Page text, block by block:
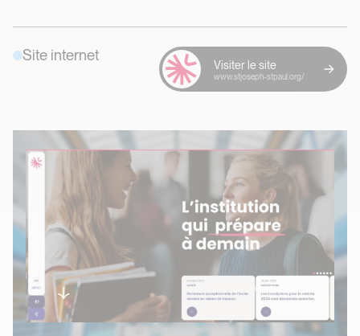
Site internet
Visiter le site
www.stjoseph-stpaul.org/